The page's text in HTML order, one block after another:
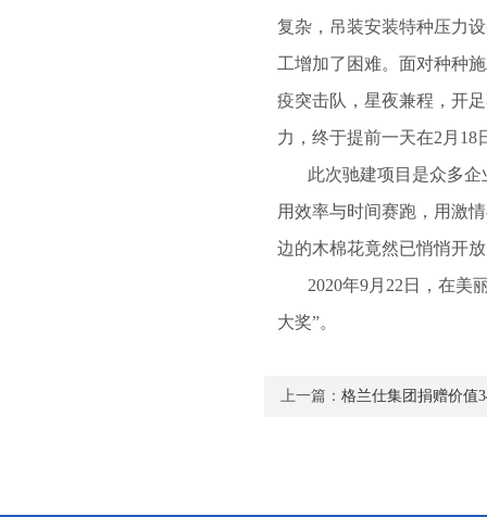
复杂，吊装安装特种压力
工增加了困难。面对种种
疫突击队，星夜兼程，开
力，终于提前一天在2月
此次驰建项目是众多企
用效率与时间赛跑，用激
边的木棉花竟然已悄悄开
2020年9月22日，在美丽
大奖”。
上一篇： 格兰仕集团捐赠价值